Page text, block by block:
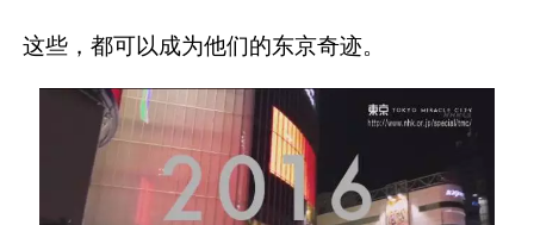
这些，都可以成为他们的东京奇迹。